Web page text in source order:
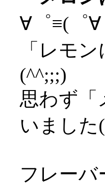
∀゜≡(゜
「レモ
(^^;;;)
思わず「
いました
フレー